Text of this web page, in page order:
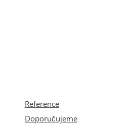
Reference
Doporučujeme